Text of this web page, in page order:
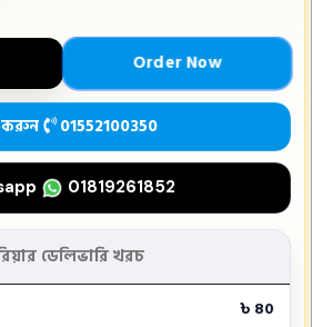
Order Now
01552100350
01819261852
ডেলিভারি খরচ
৳ 80